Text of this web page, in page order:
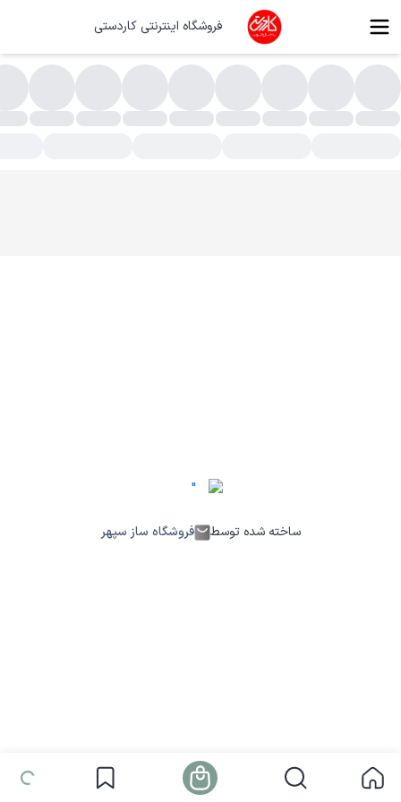
فروشگاه اینترنتی کاردستی
ساخته شده توسط فروشگاه ساز سپهر